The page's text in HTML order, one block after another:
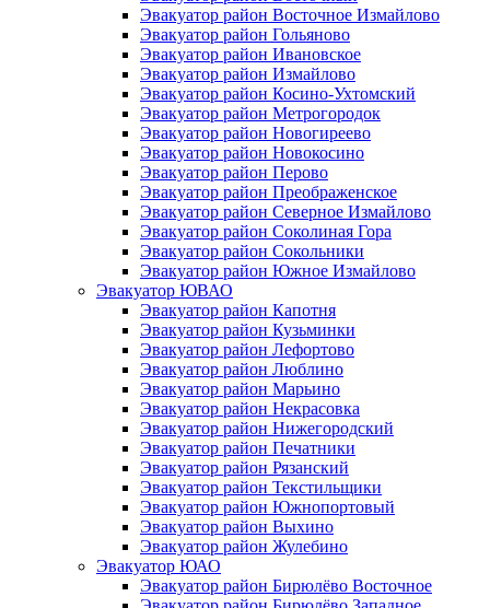
Эвакуатор район Восточное Измайлово
Эвакуатор район Гольяново
Эвакуатор район Ивановское
Эвакуатор район Измайлово
Эвакуатор район Косино-Ухтомский
Эвакуатор район Метрогородок
Эвакуатор район Новогиреево
Эвакуатор район Новокосино
Эвакуатор район Перово
Эвакуатор район Преображенское
Эвакуатор район Северное Измайлово
Эвакуатор район Соколиная Гора
Эвакуатор район Сокольники
Эвакуатор район Южное Измайлово
Эвакуатор ЮВАО
Эвакуатор район Капотня
Эвакуатор район Кузьминки
Эвакуатор район Лефортово
Эвакуатор район Люблино
Эвакуатор район Марьино
Эвакуатор район Некрасовка
Эвакуатор район Нижегородский
Эвакуатор район Печатники
Эвакуатор район Рязанский
Эвакуатор район Текстильщики
Эвакуатор район Южнопортовый
Эвакуатор район Выхино
Эвакуатор район Жулебино
Эвакуатор ЮАО
Эвакуатор район Бирюлёво Восточное